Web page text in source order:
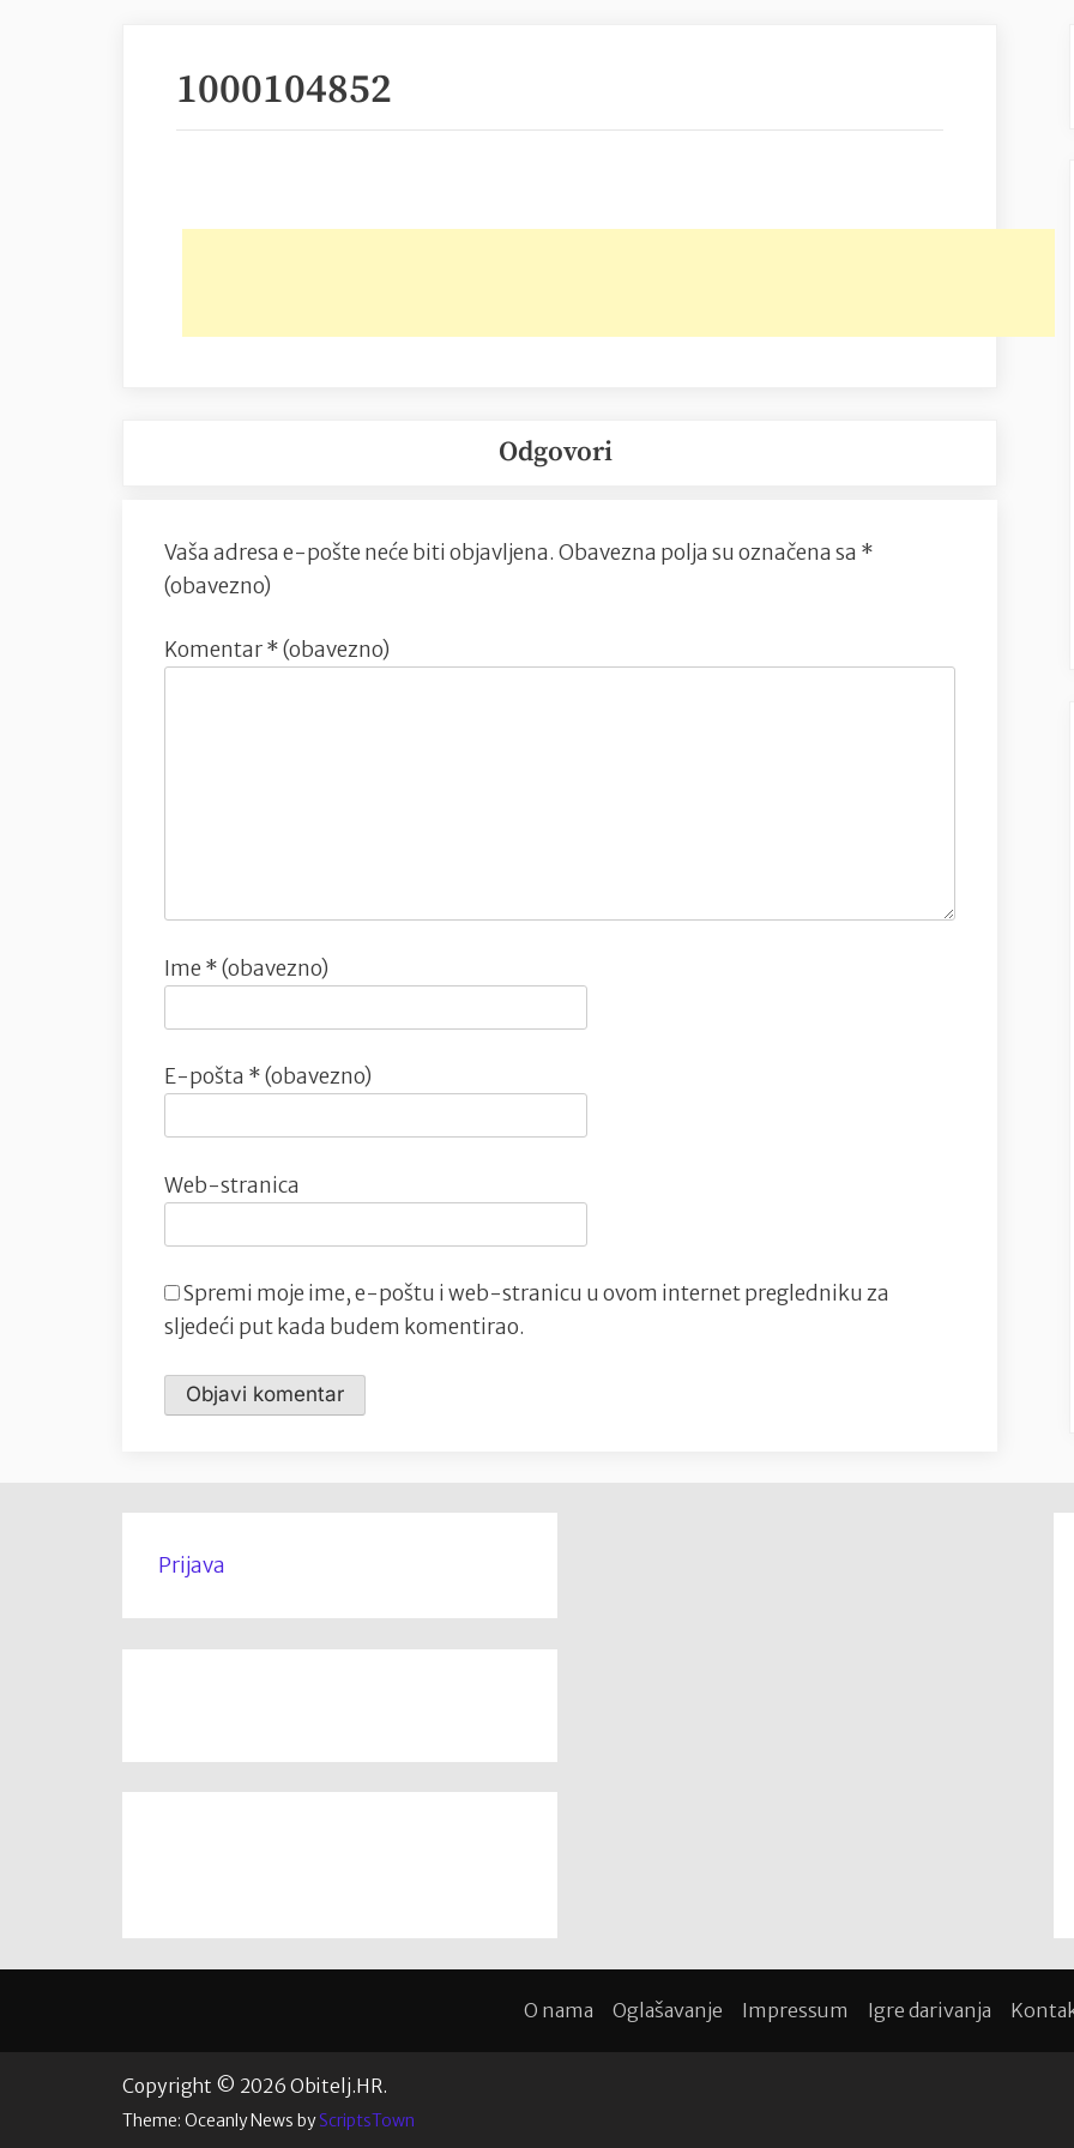
1000104852
Odgovori
Vaša adresa e-pošte neće biti objavljena. Obavezna polja su označena sa *
(obavezno)
Komentar* (obavezno)
Ime * (obavezno)
E-pošta * (obavezno)
Web-stranica
Spremi moje ime, e-poštu i web-stranicu u ovom internet pregledniku za
sljedeći put kada budem komentirao.
Prijava
O nama Oglašavanje Impressum Igre darivanja
Copyright © 2026 Obitelj.HR.
Theme: Oceanly News byScriptsTown